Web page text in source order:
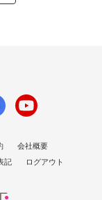
会社概要
記 ログアウト